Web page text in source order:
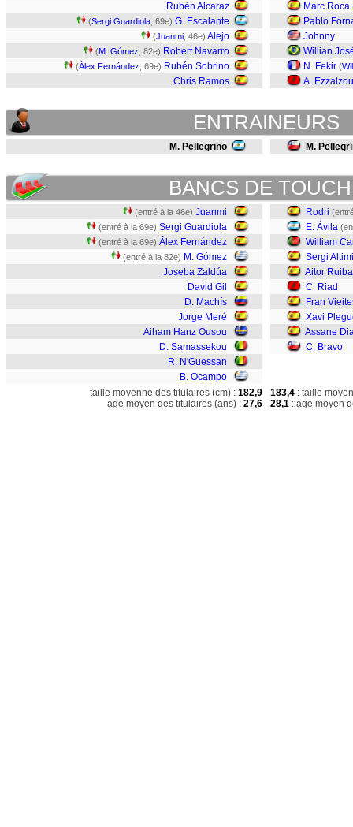
Rubén Alcaraz
(Sergi Guardiola , 69e) G. Escalante
(Juanmi , 46e) Alejo
(M. Gómez , 82e) Robert Navarro
(Álex Fernández , 69e) Rubén Sobrino
Chris Ramos
Marc Roca
Pablo
Johnny
Willian
N. Fekir (
A.
ENTRAINEURS
M. Pellegrino M.
BANCS DE
(entré à la 46e) Juanmi
(entré à la 69e) Sergi Guardiola
(entré à la 69e) Álex Fernández
(entré à la 82e) M. Gómez
Joseba Zaldúa
David Gil
D. Machís
Jorge Meré
Aiham Hanz Ousou
D. Samassekou
R. N'Guessan
B. Ocampo
Rodri
E. Ávila
William
Sergi
Aitor
C. Riad
Fran
Xavi
Assane
C. Bravo
taille moyenne des titulaires (cm) : 182,9
age moyen des titulaires (ans) : 27,6
183,4 : taille
28,1 : age moyen